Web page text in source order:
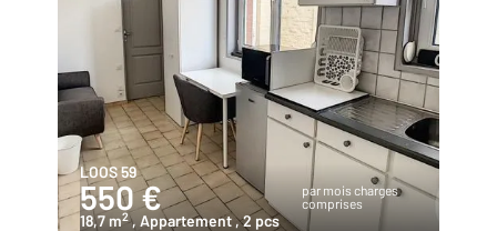
LOOS 59
550 €
par mois charges
comprises
18,7 m2 , Appartement, 2 pcs